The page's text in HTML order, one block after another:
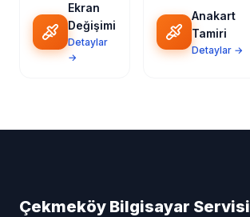
Ekran
Değişimi
Detaylar
→
Anakart
Tamiri
Detaylar →
Çekmeköy Bilgisayar Servisi